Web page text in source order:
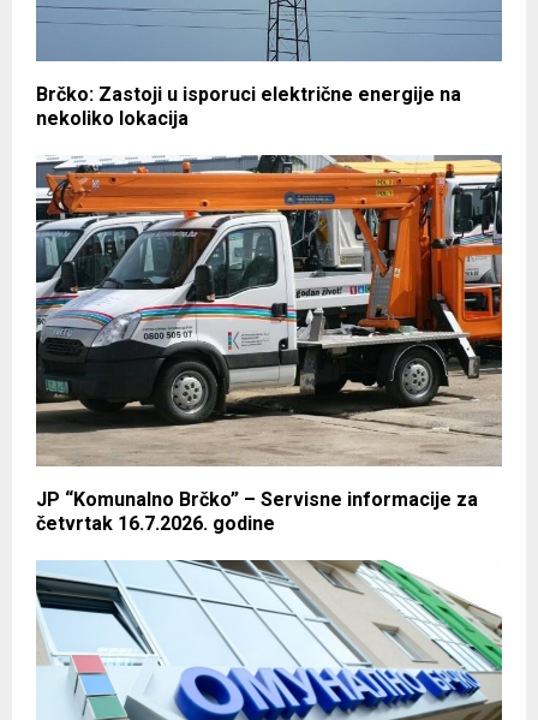
Brčko: Zastoji u isporuci električne energije na
nekoliko lokacija
JP “Komunalno Brčko” – Servisne informacije za
četvrtak 16.7.2026. godine